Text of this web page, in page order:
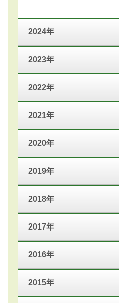
2024年
2023年
2022年
2021年
2020年
2019年
2018年
2017年
2016年
2015年